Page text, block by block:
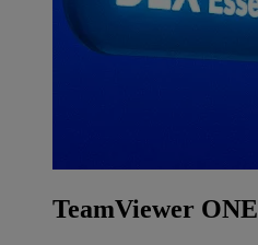
TeamViewer ONE